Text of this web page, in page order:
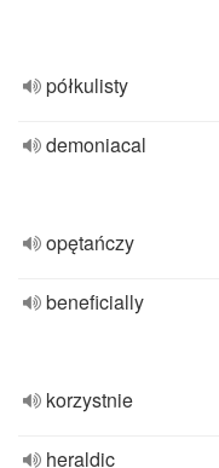
półkulisty
demoniacal
opętańczy
beneficially
korzystnie
heraldic